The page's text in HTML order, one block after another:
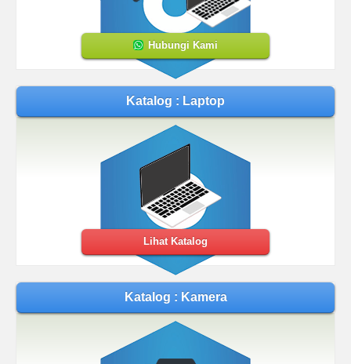
Hubungi Kami
Katalog : Laptop
Lihat Katalog
Katalog : Kamera